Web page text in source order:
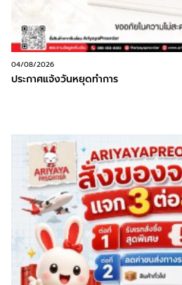
04/08/2026
ประกาศแจ้งวันหยุดทำการ